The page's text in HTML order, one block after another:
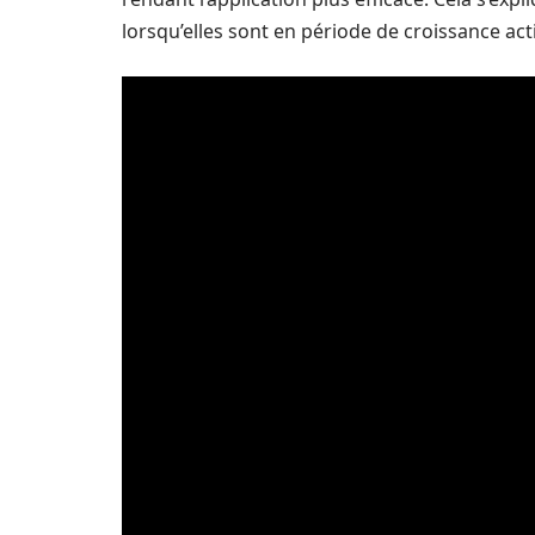
lorsqu’elles sont en période de croissance